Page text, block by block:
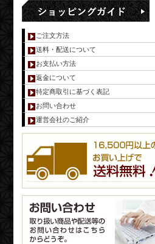
ご注文方法
送料・配送について
お支払い方法
返金について
特定商取引に基づく表記
お問い合わせ
運営会社のご紹介